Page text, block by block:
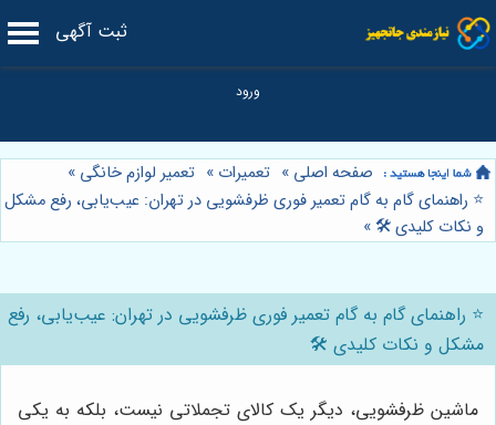
ثبت آگهی
صفحه اصلی » تعمیرات » تعمیر لوازم خانگی »
⭐️ راهنمای گام به گام تعمیر فوری ظرفشویی در تهران: عیب‌یابی، رفع مشکل
و نکات کلیدی 🛠️»
⭐️ راهنمای گام به گام تعمیر فوری ظرفشویی در تهران: عیب‌یابی، رفع
مشکل و نکات کلیدی 🛠️
ماشین ظرفشویی، دیگر یک کالای تجملاتی نیست، بلکه به یکی